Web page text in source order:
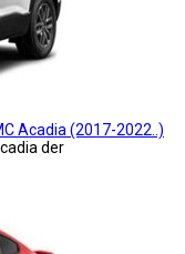
Acadia (2017-2022..)
der